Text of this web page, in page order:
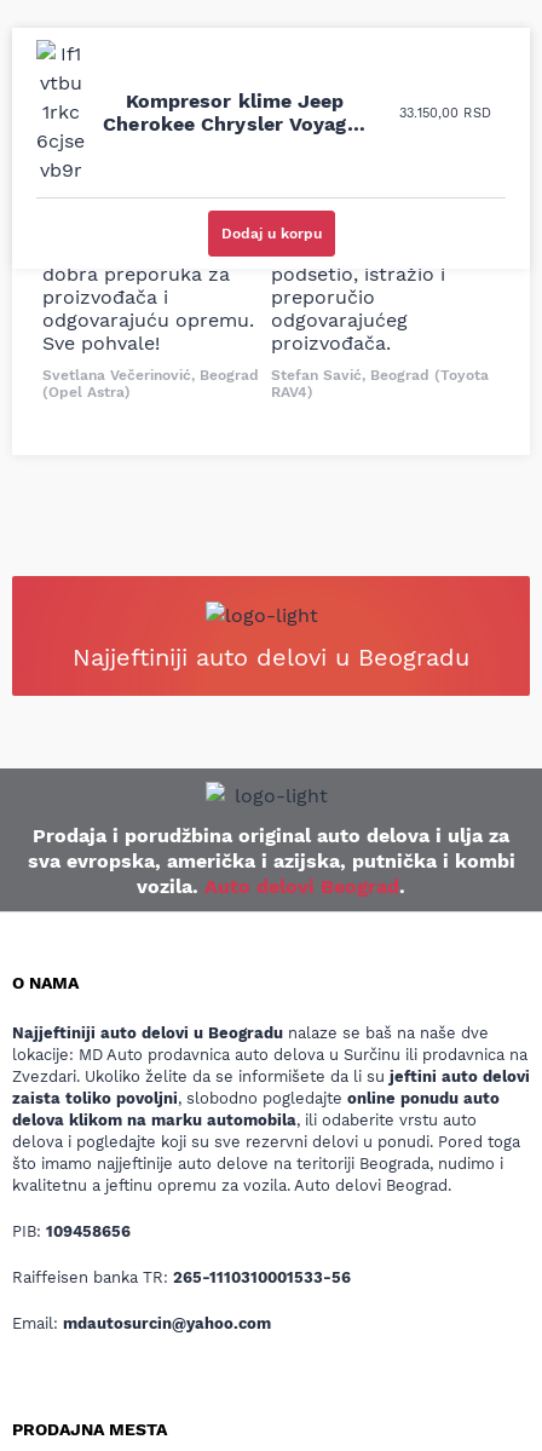
Kompresor klime Jeep
Cherokee Chrysler Voyager
33.150,00 RSD
Dodaj u korpu
Uporedila sam sve
moguće online
prodavnice auto delova
i definitivno najbolje
cene su ovde. Kupila
delove iz MD Auto. Uvek
dobra preporuka za
proizvođača i
odgovarajuću opremu.
Sve pohvale!
Svetlana Večerinović, Beograd
(Opel Astra)
Odlična usluga i
ljubazni prodavci.
kočionog cilindra bio
potreban za moju
Tojotu, ali me je Miloš
podsetio, istražio i
preporučio
odgovarajućeg
proizvođača.
Stefan Savić, Beograd (Toyota
RAV4)
Najjeftiniji auto delovi u Beogradu
Prodaja i porudžbina original auto delova i ulja za
sva evropska, američka i azijska, putnička i kombi
vozila. Auto delovi Beograd.
O NAMA
Najjeftiniji auto delovi u Beogradu nalaze se baš na naše dve
lokacije: MD Auto prodavnica auto delova u Surčinu ili prodavnica na
Zvezdari. Ukoliko želite da se informišete da li su jeftini auto delovi
zaista toliko povoljni, slobodno pogledajte online ponudu auto
delova klikom na marku automobila, ili odaberite vrstu auto
delova i pogledajte koji su sve rezervni delovi u ponudi. Pored toga
što imamo najjeftinije auto delove na teritoriji Beograda, nudimo i
kvalitetnu a jeftinu opremu za vozila. Auto delovi Beograd.
PIB: 109458656
Raiffeisen banka TR: 265-1110310001533-56
Email: mdautosurcin@yahoo.com
PRODAJNA MESTA